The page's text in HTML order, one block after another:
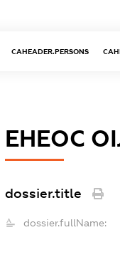
CAHEADER.PERSONS
ЕНЕОС
dossier.title
dossier.fullName: